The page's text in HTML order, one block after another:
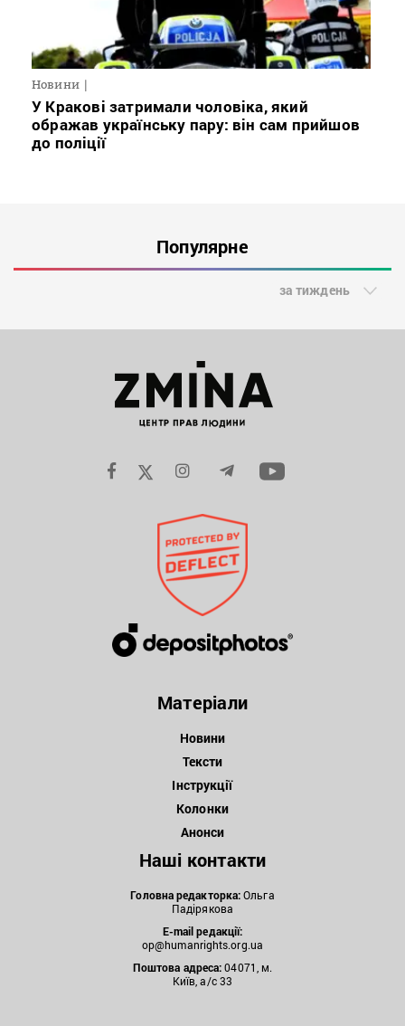
Новини
У Кракові затримали чоловіка, який
ображав українську пару: він сам прийшов
до поліції
Популярне
за тиждень
Матеріали
Новини
Тексти
Інструкції
Колонки
Анонси
Наші контакти
Головна редакторка:Ольга
Падірякова
E-mail редакції:
op@humanrights.org.ua
Поштова адреса:04071, м.
Київ, а/с 33